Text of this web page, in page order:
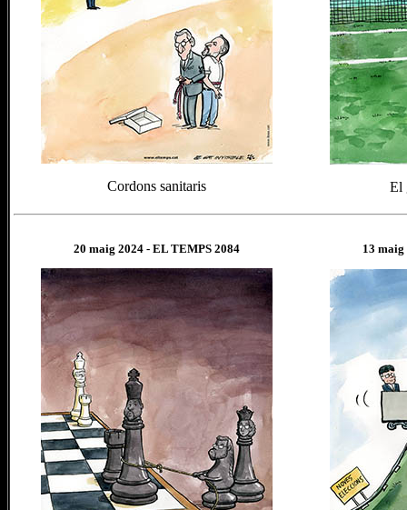
Cordons sanitaris El
20 maig 2024- EL TEMPS 2084 13 maig